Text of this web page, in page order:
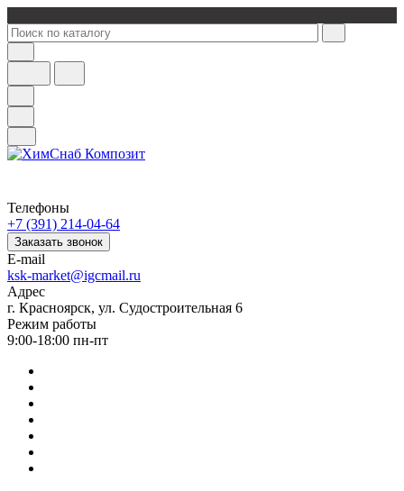
Телефоны
+7 (391) 214-04-64
Заказать звонок
E-mail
ksk-market@igcmail.ru
Адрес
г. Красноярск, ул. Судостроительная 6
Режим работы
9:00-18:00 пн-пт